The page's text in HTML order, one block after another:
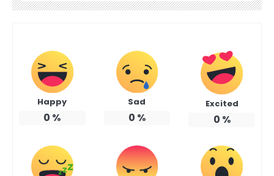
Happy
0 %
Sad
0 %
Excited
0 %